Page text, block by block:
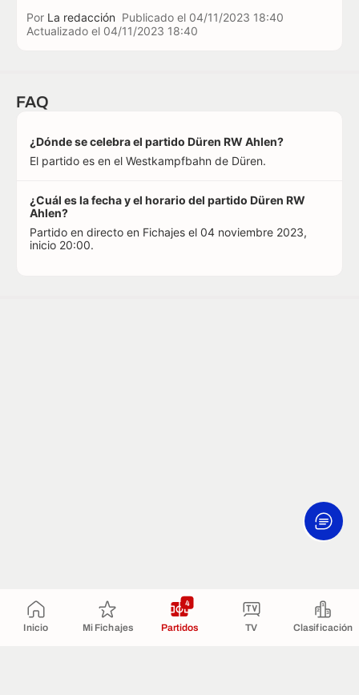
Inicio Mi Fichajes Partidos
4
TV Clasificación
Por La redacción Publicado el 04/11/2023 18:40
Actualizado el 04/11/2023 18:40
FAQ
¿Dónde se celebra el partido Düren RW Ahlen?
El partido es en el Westkampfbahn de Düren.
¿Cuál es la fecha y el horario del partido Düren RW
Ahlen?
Partido en directo en Fichajes el 04 noviembre 2023,
inicio 20:00.